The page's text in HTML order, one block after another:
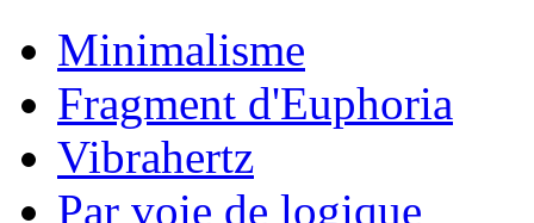
Minimalisme
Fragment d'Euphoria
Vibrahertz
Par voie de logique